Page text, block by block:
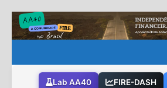
Skip
to
Lab AA40 FIRE-DASH